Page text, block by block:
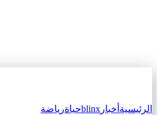
الرئيسية أخبار blinxحياةرياضة